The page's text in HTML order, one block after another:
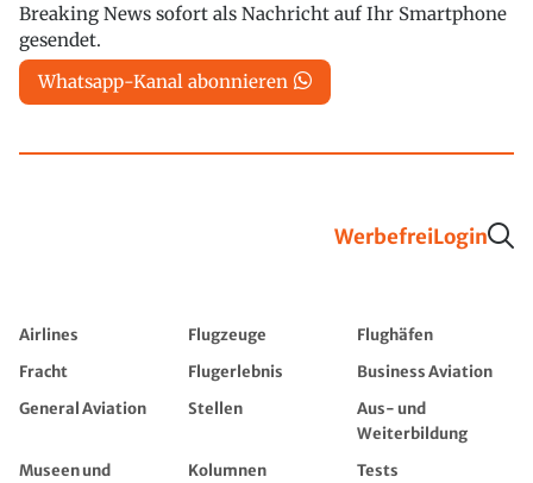
Breaking News sofort als Nachricht auf Ihr Smartphone
gesendet.
Whatsapp-Kanal abonnieren
WerbefreiLogin
Airlines Flugzeuge
Flughäfen
Fracht
Flugerlebnis
Business Aviation
General Aviation
Stellen
Aus- und
Weiterbildung
Museen und
Kolumnen Tests